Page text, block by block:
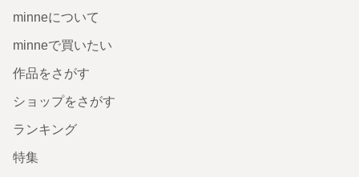
minneについて
minneで買いたい
作品をさがす
ショップをさがす
ランキング
特集